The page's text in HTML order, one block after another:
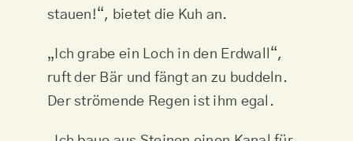
stauen!“, bietet die Kuh an.
„Ich grabe ein Loch in den Erdwall“,
ruft der Bär und fängt an zu buddeln.
Der strömende Regen ist ihm egal.